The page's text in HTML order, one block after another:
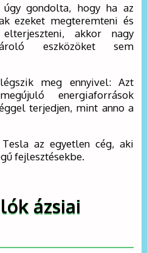
gondolta, hogy ha az
ezeket megteremteni és
akkor nagy
eszközöket sem
meg ennyivel: Azt
energiaforrások
terjedjen, mint anno a
az egyetlen cég, aki
fejlesztésekbe.
ázsiai